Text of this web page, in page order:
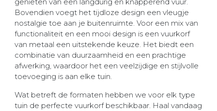
Bovendien voegt het tijdloze design een vleugje
nostalgie toe aan je buitenruimte. Voor een mix van
functionaliteit en een mooi design is een vuurkorf
van metaal een uitstekende keuze. Het biedt een
combinatie van duurzaamheid en een prachtige
afwerking, waardoor het een veelzijdige en stijlvolle
toevoeging is aan elke tuin.
Wat betreft de formaten hebben we voor elk type
tuin de perfecte vuurkorf beschikbaar. Haal vandaag